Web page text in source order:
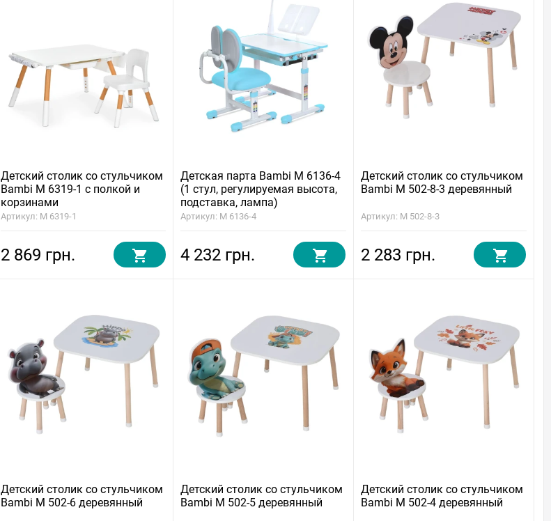
Детский столик со стульчиком
Bambi M 6319-1 с полкой и
корзинами
Артикул: M 6319-1
2 869 грн.
Детская парта Bambi M 6136-4
(1 стул, регулируемая высота,
подставка, лампа)
Артикул: M 6136-4
4 232 грн.
Детский столик со стульчиком
Bambi M 502-8-3 деревянный
Артикул: M 502-8-3
2 283 грн.
Детский столик со стульчиком
Bambi M 502-6 деревянный
Детский столик со стульчиком
Bambi M 502-5 деревянный
Детский столик со стульчиком
Bambi M 502-4 деревянный